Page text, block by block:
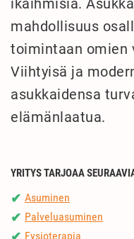
ikäihmisiä.
mahdollisuus
toimintaan omien
Viihtyisä ja
asukkaidensa
elämänlaatua.
YRITYS TARJOAA
✔ Asuminen
✔ Palveluasuminen
Fysioterapia